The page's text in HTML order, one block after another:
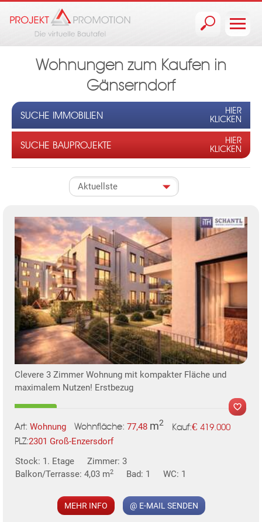
Wohnungen zum Kaufen in
Gänserndorf
SUCHE IMMOBILIEN
HIER
KLICKEN
SUCHE BAUPROJEKTE
HIER
KLICKEN
Clevere 3 Zimmer Wohnung mit kompakter Fläche und
maximalem Nutzen! Erstbezug
Art: Wohnung Wohnfläche: 77,48 m2 Kauf:€ 419.000
PLZ:2301 Groß-Enzersdorf
Stock: 1. Etage
Zimmer: 3
Balkon/Terrasse: 4,03 m2 Bad: 1 WC: 1
MEHR INFO @ E-MAIL SENDEN